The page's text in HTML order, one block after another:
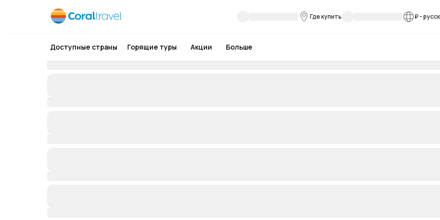
Где купить ₽-
Доступные страны Горящие туры Акции Больше